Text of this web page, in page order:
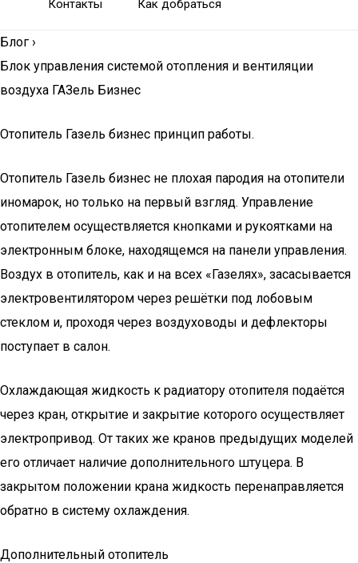
Контакты Как добраться
Блог ›
Блок управления системой отопления и вентиляции
воздуха ГАЗель Бизнес
Отопитель Газель бизнес принцип работы.
Отопитель Газель бизнес не плохая пародия на отопители
иномарок, но только на первый взгляд. Управление
отопителем осуществляется кнопками и рукоятками на
электронным блоке, находящемся на панели управления.
Воздух в отопитель, как и на всех «Газелях», засасывается
электровентилятором через решётки под лобовым
стеклом и, проходя через воздуховоды и дефлекторы
поступает в салон.
Охлаждающая жидкость к радиатору отопителя подаётся
через кран, открытие и закрытие которого осуществляет
электропривод. От таких же кранов предыдущих моделей
его отличает наличие дополнительного штуцера. В
закрытом положении крана жидкость перенаправляется
обратно в систему охлаждения.
Дополнительный отопитель